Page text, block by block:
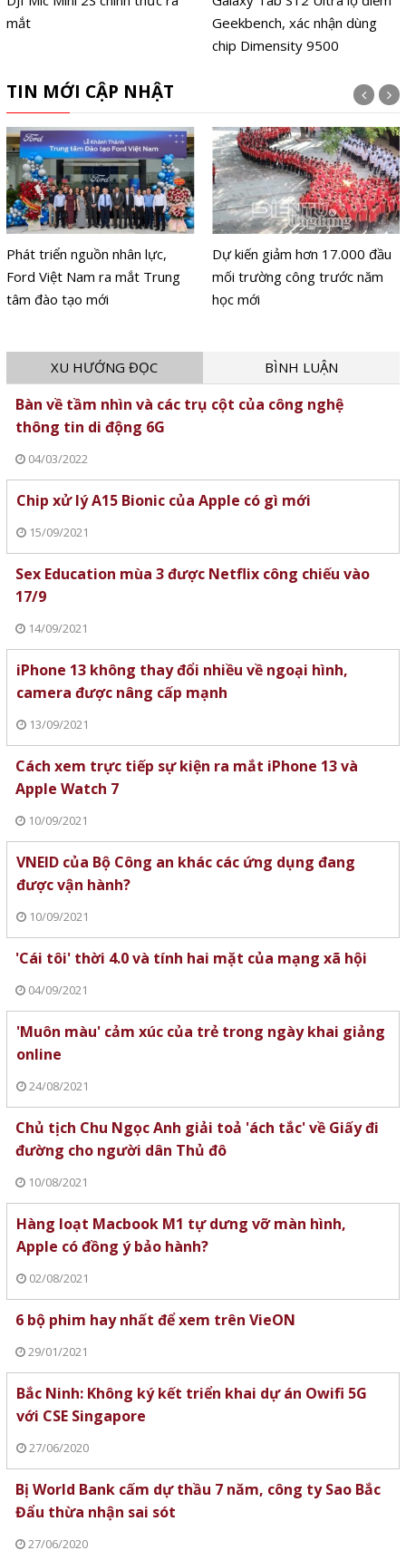
mắt
Geekbench, xác nhận dùng
chip Dimensity 9500
TIN MỚI CẬP NHẬT
Phát triển nguồn nhân lực,
Ford Việt Nam ra mắt Trung
tâm đào tạo mới
Dự kiến giảm hơn 17.000 đầu
mối trường công trước năm
học mới
XU HƯỚNG ĐỌC BÌNH LUẬN
Bàn về tầm nhìn và các trụ cột của công nghệ
thông tin di động 6G
04/03/2022
Chip xử lý A15 Bionic của Apple có gì mới
15/09/2021
Sex Education mùa 3 được Netflix công chiếu vào
17/9
14/09/2021
iPhone 13 không thay đổi nhiều về ngoại hình,
camera được nâng cấp mạnh
13/09/2021
Cách xem trực tiếp sự kiện ra mắt iPhone 13 và
Apple Watch 7
10/09/2021
VNEID của Bộ Công an khác các ứng dụng đang
được vận hành?
10/09/2021
'Cái tôi' thời 4.0 và tính hai mặt của mạng xã hội
04/09/2021
'Muôn màu' cảm xúc của trẻ trong ngày khai giảng
online
24/08/2021
Chủ tịch Chu Ngọc Anh giải toả 'ách tắc' về Giấy đi
đường cho người dân Thủ đô
10/08/2021
Hàng loạt Macbook M1 tự dưng vỡ màn hình,
Apple có đồng ý bảo hành?
02/08/2021
6 bộ phim hay nhất để xem trên VieON
29/01/2021
Bắc Ninh: Không ký kết triển khai dự án Owifi 5G
với CSE Singapore
27/06/2020
Bị World Bank cấm dự thầu 7 năm, công ty Sao Bắc
Đẩu thừa nhận sai sót
27/06/2020